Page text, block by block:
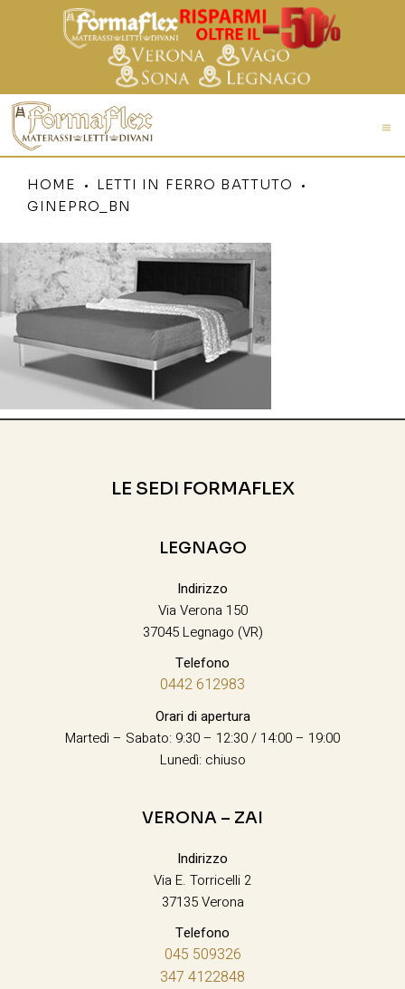
HOME
LETTI IN FERRO BATTUTO
GINEPRO_BN
LE SEDI FORMAFLEX
LEGNAGO
Indirizzo
Via Verona 150
37045 Legnago (VR)
Telefono
0442 612983
Orari di apertura
Martedì – Sabato: 9:30 – 12:30 / 14:00 – 19:00
Lunedì: chiuso
VERONA – ZAI
Indirizzo
Via E. Torricelli 2
37135 Verona
Telefono
045 509326
347 4122848